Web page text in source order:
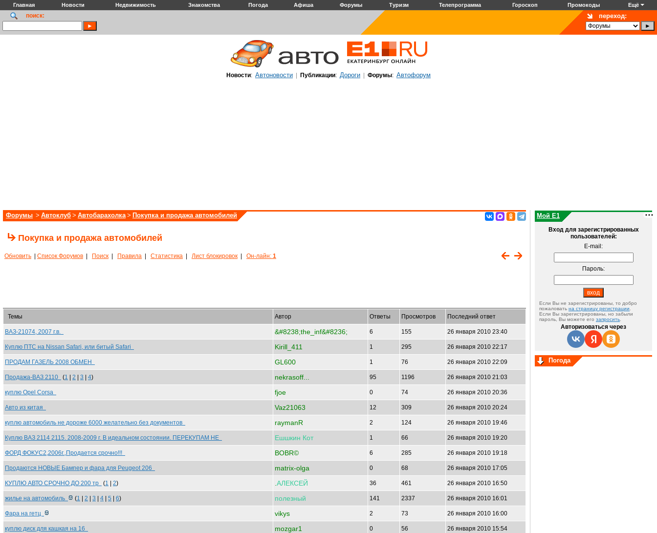
Главная Новости Недвижимость Знакомства Погода Афиша Форумы Туризм Телепрограмма Гороскоп Промокоды Ещё
поиск: переход:
Новости: Автоновости Публикации: Дороги Форумы: Автофорум
Форумы > Автоклуб > Автобарахолка > Покупка и продажа автомобилей
Покупка и продажа автомобилей
Обновить Список Форумов Поиск Правила Статистика Лист блокировок Он-лайн: 1
Темы Автор Ответы Просмотров Последний ответ
ВАЗ-21074, 2007 г.в. &#8238;the_inf&#8236; 6 155 26 января 2010 23:40
Куплю ПТС на Nissan Safari, или битый Safari Kirill_411 1 295 26 января 2010 22:17
ПРОДАМ ГАЗЕЛЬ 2008 ОБМЕН GL600 1 76 26 января 2010 22:09
Продажа-ВАЗ 2110 (1 2 3 4) nekrasoff... 95 1196 26 января 2010 21:03
куплю Opel Corsa fjoe 0 74 26 января 2010 20:36
Авто из китая Vaz21063 12 309 26 января 2010 20:24
куплю автомобиль не дороже 6000 желательно без документов raymanR 2 124 26 января 2010 19:46
Куплю ВАЗ 2114 2115. 2008-2009 г. В идеальном состоянии. ПЕРЕКУПАМ НЕ Ешшкин Кот 1 66 26 января 2010 19:20
ФОРД ФОКУС2,2006г.,Продается срочно!!! BOBR© 6 285 26 января 2010 19:18
Продаются НОВЫЕ Бампер и фара для Peugeot 206 matrix-olga 0 68 26 января 2010 17:05
КУПЛЮ АВТО СРОЧНО ДО 200 тр (1 2) АЛЕКСЕЙ 36 461 26 января 2010 16:50
жилье на автомобиль (1 2 3 4 5 6) полезный 141 2337 26 января 2010 16:01
Фара на гетц vikys 2 73 26 января 2010 16:00
куплю диск для кашкая на 16 mozgar1 0 56 26 января 2010 15:54
Мой E1
Вход для зарегистрированных
пользователей:
E-mail:
Пароль:
Если Вы не зарегистрированы, то добро
пожаловать на страницу регистрации
Если Вы зарегистрированы, но забыли
пароль, Вы можете его запросить
Авторизоваться через
Погода